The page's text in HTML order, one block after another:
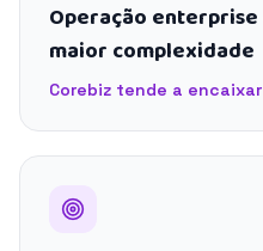
Operação
maior complexidade
Corebiz tende a